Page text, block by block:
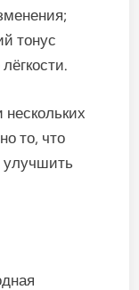
тонус
то, что
улучшить